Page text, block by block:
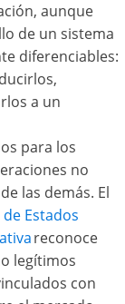
aunque
de un sistema
diferenciables:
a un
para los
no
las demás. El
Estados
reconoce
legítimos
con